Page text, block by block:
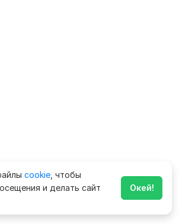
cookie , чтобы
и делать сайт
Окей!